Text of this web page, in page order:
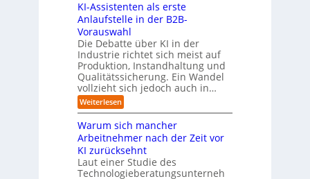
e
q
u
e
m
e
r
)
B
l
i
k
a
u
f
K
I
n
e
n
m
u
s
s
a
u
c
h
A
b
l
ä
u
f
e
KI-Assistenten als erste
Anlaufstelle in der B2B-
Vorauswahl
Die Debatte über KI in der
Industrie richtet sich meist auf
Produktion, Instandhaltung und
Qualitätssicherung. Ein Wandel
vollzieht sich jedoch auch in…
Weiterlesen:
K
I
-
A
s
s
i
Warum sich mancher
Arbeitnehmer nach der Zeit vor
KI zurücksehnt
Laut einer Studie des
Technologieberatungsunterneh